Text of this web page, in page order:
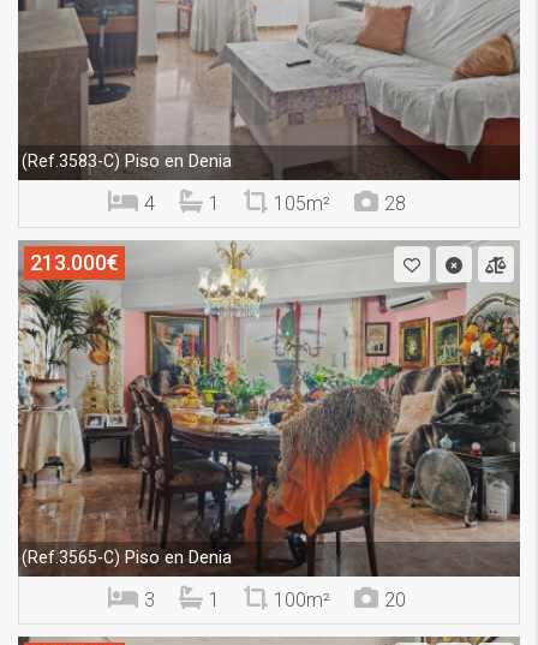
(Ref.3583-C) Piso en Denia
4 1 105m² 28
213.000€
(Ref.3565-C) Piso en Denia
3 1 100m² 20